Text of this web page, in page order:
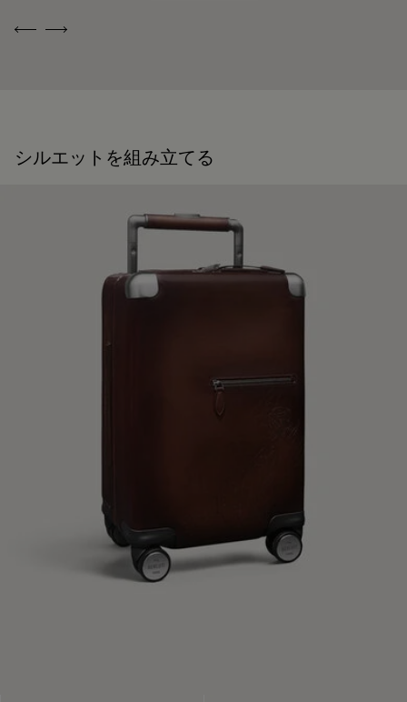
Previous
Next
シルエットを組み立てる